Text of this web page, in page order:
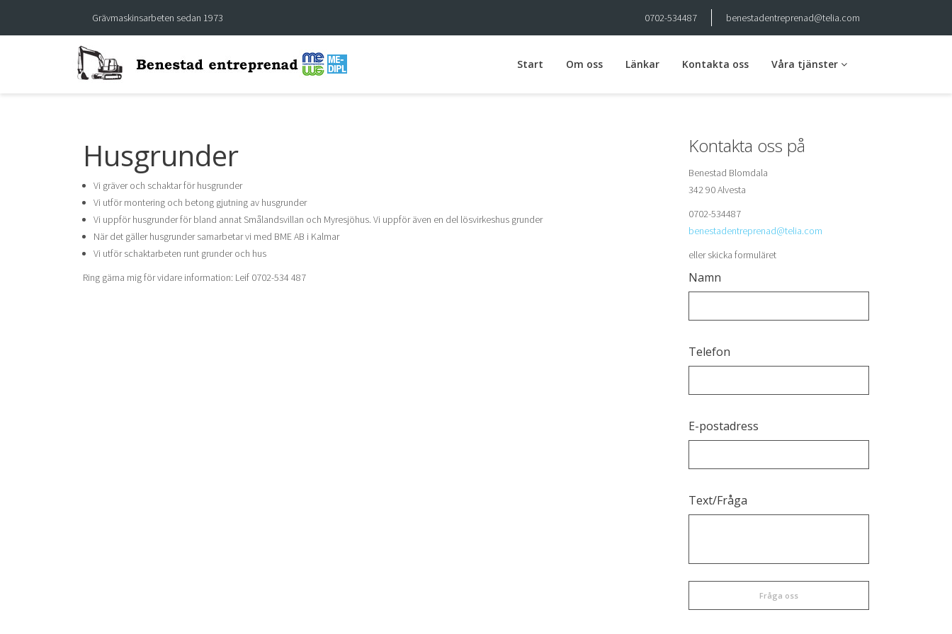
Grävmaskinsarbeten sedan 1973 benestadentreprenad@telia.com
0702-534487
Start Om oss Länkar Kontakta oss Våra tjänster
Avlopp
Grus & Matjord
Husgrunder
Vi gräver och schaktar för husgrunder
Vi utför montering och betong gjutning av husgrunder
Vi uppför husgrunder för bland annat Smålandsvillan och Myresjöhus. Vi uppför även en del lösvirkeshus grunder
När det gäller husgrunder samarbetar vi med BME AB i Kalmar
Vi utför schaktarbeten runt grunder och hus
Ring gärna mig för vidare information: Leif 0702-534 487
Kontakta oss på
Benestad Blomdala
342 90 Alvesta
0702-534487
benestadentreprenad@telia.com
eller skicka formuläret
Namn
Telefon
E-postadress
Text/Fråga